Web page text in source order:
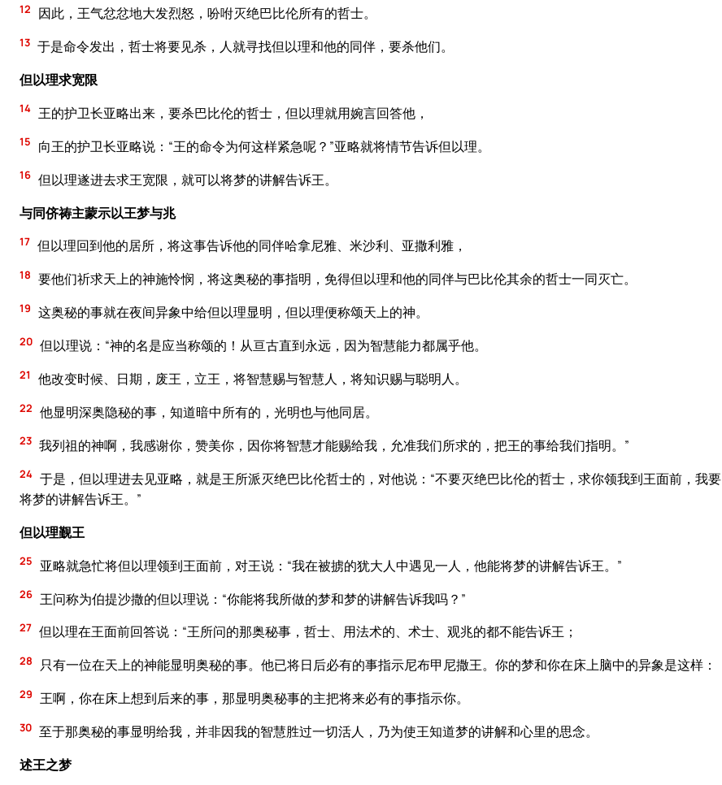
12 因此，王气忿忿地大发烈怒，吩咐灭绝巴比伦所有的哲士。
13 于是命令发出，哲士将要见杀，人就寻找但以理和他的同伴，要杀他们。
但以理求宽限
14 王的护卫长亚略出来，要杀巴比伦的哲士，但以理就用婉言回答他，
15 向王的护卫长亚略说：“王的命令为何这样紧急呢？”亚略就将情节告诉但以理。
16 但以理遂进去求王宽限，就可以将梦的讲解告诉王。
与同侪祷主蒙示以王梦与兆
17 但以理回到他的居所，将这事告诉他的同伴哈拿尼雅、米沙利、亚撒利雅，
18 要他们祈求天上的神施怜悯，将这奥秘的事指明，免得但以理和他的同伴与巴比伦其余的哲士一同灭亡。
19 这奥秘的事就在夜间异象中给但以理显明，但以理便称颂天上的神。
20 但以理说：“神的名是应当称颂的！从亘古直到永远，因为智慧能力都属乎他。
21 他改变时候、日期，废王，立王，将智慧赐与智慧人，将知识赐与聪明人。
22 他显明深奥隐秘的事，知道暗中所有的，光明也与他同居。
23 我列祖的神啊，我感谢你，赞美你，因你将智慧才能赐给我，允准我们所求的，把王的事给我们指明。”
24 于是，但以理进去见亚略，就是王所派灭绝巴比伦哲士的，对他说：“不要灭绝巴比伦的哲士，求你领我到王面前，我要
将梦的讲解告诉王。”
但以理觐王
25 亚略就急忙将但以理领到王面前，对王说：“我在被掳的犹大人中遇见一人，他能将梦的讲解告诉王。”
26 王问称为伯提沙撒的但以理说：“你能将我所做的梦和梦的讲解告诉我吗？”
27 但以理在王面前回答说：“王所问的那奥秘事，哲士、用法术的、术士、观兆的都不能告诉王；
28 只有一位在天上的神能显明奥秘的事。他已将日后必有的事指示尼布甲尼撒王。你的梦和你在床上脑中的异象是这样：
29 王啊，你在床上想到后来的事，那显明奥秘事的主把将来必有的事指示你。
30 至于那奥秘的事显明给我，并非因我的智慧胜过一切活人，乃为使王知道梦的讲解和心里的思念。
述王之梦